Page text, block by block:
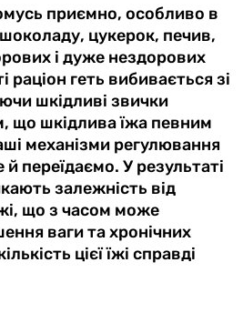
приємно, особливо в
цукерок, печив,
і дуже нездорових
раціон геть вибивається зі
шкідливі звички
що шкідлива їжа певним
механізми регулювання
переїдаємо. У результаті
залежність від
що з часом може
ваги та хронічних
цієї їжі справді